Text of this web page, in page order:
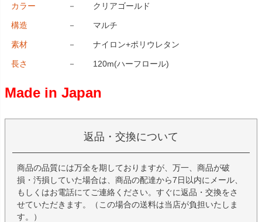
カラー － クリアゴールド
構造 － マルチ
素材 － ナイロン+ポリウレタン
長さ － 120m(ハーフロール)
Made in Japan
返品・交換について
商品の品質には万全を期しておりますが、万一、商品が破
損・汚損していた場合は、商品の配達から7日以内にメール、
もしくはお電話にてご連絡ください。すぐに返品・交換をさ
せていただきます。（この場合の送料は当店が負担いたしま
す。）